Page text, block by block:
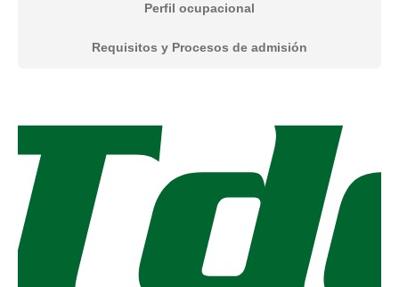
Perfil ocupacional
Requisitos y Procesos de admisión